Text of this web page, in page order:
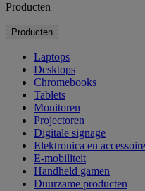
Producten
Producten
Laptops
Desktops
Chromebooks
Tablets
Monitoren
Projectoren
Digitale signage
Elektronica en
E-mobiliteit
Handheld gamen
Duurzame producten